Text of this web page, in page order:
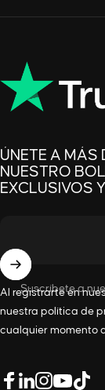
ÚNETE A MÁS
NUESTRO
EXCLUSIVOS
Suscríbete a
Al registrarte en
nuestra política de
cualquier momento